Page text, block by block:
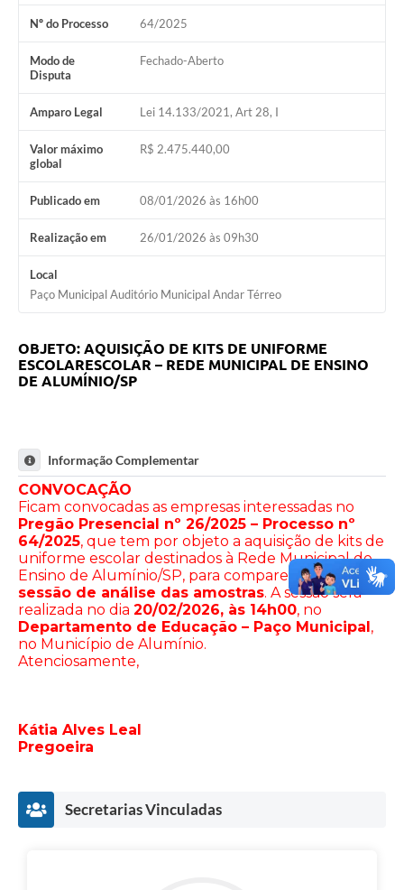
Nº do Processo 64/2025
Modo de
Disputa
Fechado-Aberto
Amparo Legal Lei 14.133/2021, Art 28, I
Valor máximo
global
R$ 2.475.440,00
Publicado em 08/01/2026 às 16h00
Realização em 26/01/2026 às 09h30
Local
Paço Municipal Auditório Municipal Andar Térreo
OBJETO: AQUISIÇÃO DE KITS DE UNIFORME
ESCOLARESCOLAR – REDE MUNICIPAL DE ENSINO
DE ALUMÍNIO/SP
Informação Complementar
CONVOCAÇÃO
Ficam convocadas as empresas interessadas no
Pregão Presencial nº 26/2025 – Processo nº
64/2025, que tem por objeto a aquisição de kits de
uniforme escolar destinados à Rede Municipal de
Ensino de Alumínio/SP, para comparecerem à
sessão de análise das amostras. A sessão será
realizada no dia 20/02/2026, às 14h00, no
Departamento de Educação – Paço Municipal ,
no Município de Alumínio.
Atenciosamente,
Kátia Alves Leal
Pregoeira
Secretarias Vinculadas